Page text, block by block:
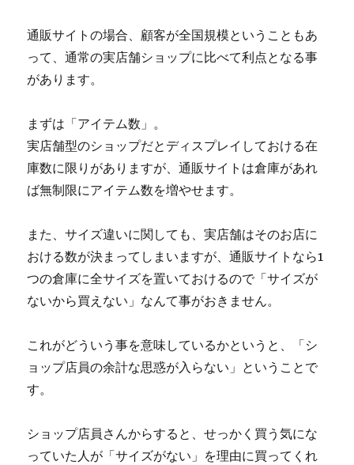
通販サイトの場合、顧客が全国規模ということもあ
って、通常の実店舗ショップに比べて利点となる事
があります。
まずは「アイテム数」。
実店舗型のショップだとディスプレイしておける在
庫数に限りがありますが、通販サイトは倉庫があれ
ば無制限にアイテム数を増やせます。
また、サイズ違いに関しても、実店舗はそのお店に
おける数が決まってしまいますが、通販サイトなら1
つの倉庫に全サイズを置いておけるので「サイズが
ないから買えない」なんて事がおきません。
これがどういう事を意味しているかというと、「シ
ョップ店員の余計な思惑が入らない」ということで
す。
ショップ店員さんからすると、せっかく買う気にな
っていた人が「サイズがない」を理由に買ってくれ